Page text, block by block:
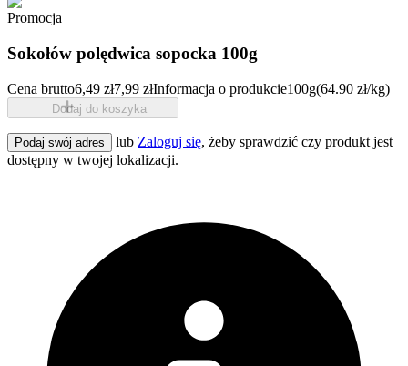
Promocja
Sokołów polędwica sopocka 100g
Cena brutto6,49 zł7,99 złInformacja o produkcie100g(64.90 zł/kg)
Dodaj do koszyka
Podaj swój adres lub Zaloguj się, żeby sprawdzić czy produkt jest
dostępny w twojej lokalizacji.